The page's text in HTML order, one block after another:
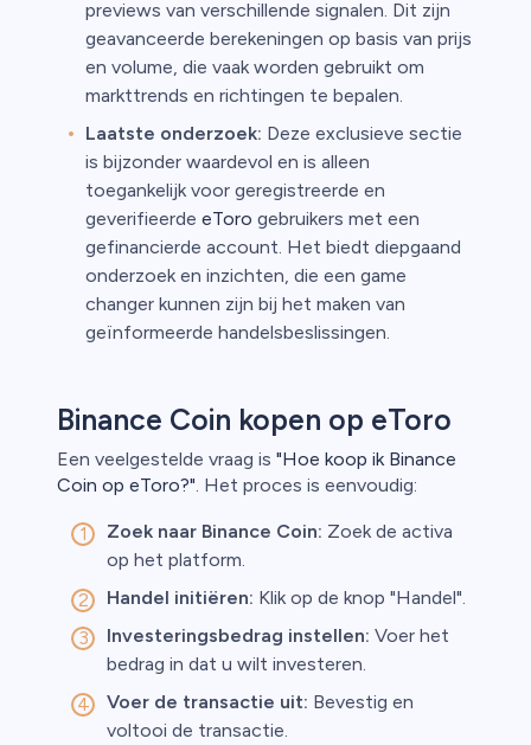
previews van verschillende signalen. Dit zijn
geavanceerde berekeningen op basis van prijs
en volume, die vaak worden gebruikt om
markttrends en richtingen te bepalen.
Laatste onderzoek: Deze exclusieve sectie
is bijzonder waardevol en is alleen
toegankelijk voor geregistreerde en
geverifieerde eToro gebruikers met een
gefinancierde account. Het biedt diepgaand
onderzoek en inzichten, die een game
changer kunnen zijn bij het maken van
geïnformeerde handelsbeslissingen.
Binance Coin kopen op eToro
Een veelgestelde vraag is "Hoe koop ik Binance
Coin op eToro?" . Het proces is eenvoudig:
Zoek naar Binance Coin: Zoek de activa
op het platform.
Handel initiëren: Klik op de knop "Handel".
Investeringsbedrag instellen: Voer het
bedrag in dat u wilt investeren.
Voer de transactie uit: Bevestig en
voltooi de transactie.